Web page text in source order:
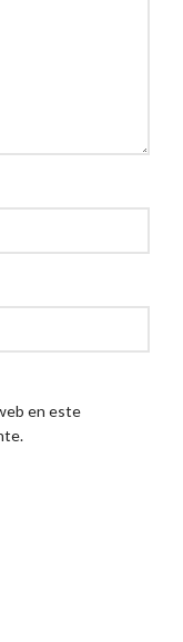
en este